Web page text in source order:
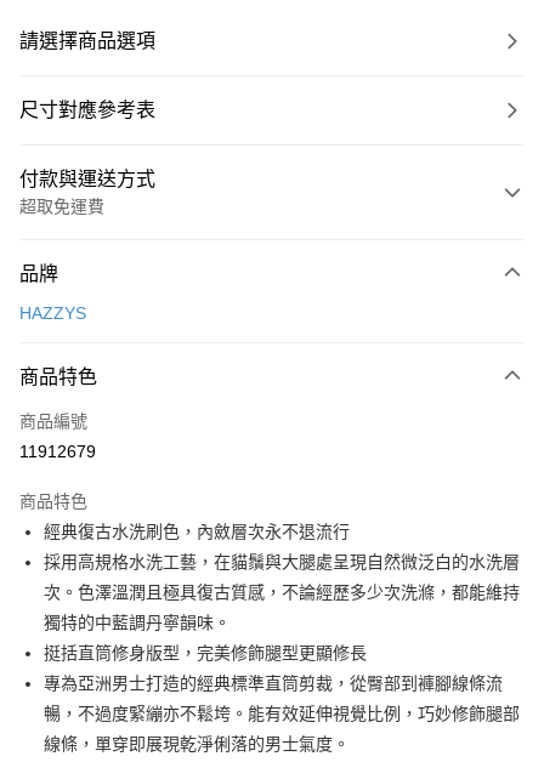
請選擇商品選項
尺寸對應參考表
付款與運送方式
超取免運費
信用卡一次付款
LINE Pay
Apple Pay
悠遊付
大哥付你分期
相關說明
【大哥付你分期使用說明】
1.本服務由台灣大哥大提供，台灣大哥大用戶可立即使用無須另外申請。
2.付款方式選擇「大哥付你分期」，訂單成立後會自動跳轉到大哥付的交易
流程，驗證手機門號後，選擇欲分期的期數、繳款截止日，確認付款後即完
成交易。
3.實際核准額度、可分期數及費用金額請依後續交易確認頁面所載為準。
4.訂單成立30分鐘內，如未前往確認交易或遇審核未通過，訂單將自動取
AFTEE先享後付
相關說明
【關於「AFTEE先享後付」】
AFTEE先享後付是「在收到商品之後才付款」的支付方式。 讓您購物簡單
便利好安心！
１．簡單：不需註冊會員、不需綁卡、不需儲值。
ATM付款
品牌
HAZZYS
商品特色
商品編號
11912679
商品特色
經典復古水洗刷色，內斂層次永不退流行
採用高規格水洗工藝，在貓鬚與大腿處呈現自然微泛白的水洗層
次。色澤溫潤且極具復古質感，不論經歷多少次洗滌，都能維持
獨特的中藍調丹寧韻味。
挺括直筒修身版型，完美修飾腿型更顯修長
專為亞洲男士打造的經典標準直筒剪裁，從臀部到褲腳線條流
暢，不過度緊繃亦不鬆垮。能有效延伸視覺比例，巧妙修飾腿部
線條，單穿即展現乾淨俐落的男士氣度。